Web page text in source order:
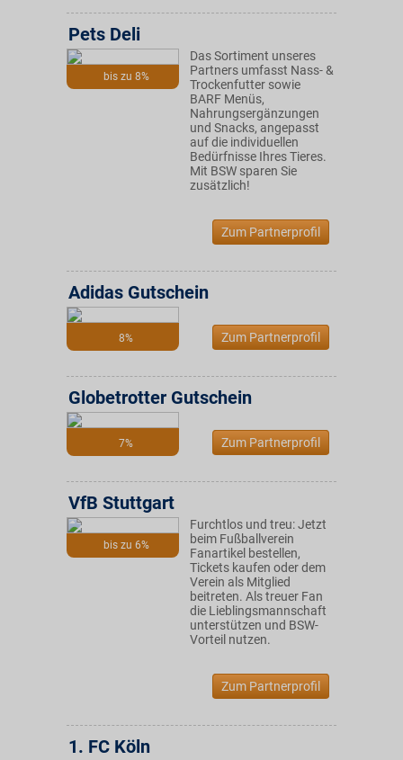
bis zu 8%
Pets Deli
Das Sortiment unseres
Partners umfasst Nass- &
Trockenfutter sowie
BARF Menüs,
Nahrungsergänzungen
und Snacks, angepasst
auf die individuellen
Bedürfnisse Ihres Tieres.
Mit BSW sparen Sie
zusätzlich!
Zum Partnerprofil
8%
Adidas Gutschein
Zum Partnerprofil
7%
Globetrotter Gutschein
Zum Partnerprofil
bis zu 6%
VfB Stuttgart
Furchtlos und treu: Jetzt
beim Fußballverein
Fanartikel bestellen,
Tickets kaufen oder dem
Verein als Mitglied
beitreten. Als treuer Fan
die Lieblingsmannschaft
unterstützen und BSW-
Vorteil nutzen.
Zum Partnerprofil
1. FC Köln